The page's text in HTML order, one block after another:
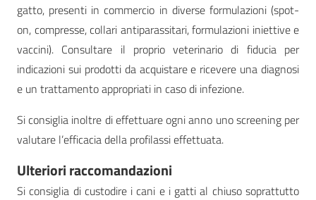
gatto, presenti in commercio in diverse formulazioni (spot-
on, compresse, collari antiparassitari, formulazioni iniettive e
vaccini). Consultare il proprio veterinario di fiducia per
indicazioni sui prodotti da acquistare e ricevere una diagnosi
e un trattamento appropriati in caso di infezione.
Si consiglia inoltre di effettuare ogni anno uno screening per
valutare l’efficacia della profilassi effettuata.
Ulteriori raccomandazioni
Si consiglia di custodire i cani e i gatti al chiuso soprattutto